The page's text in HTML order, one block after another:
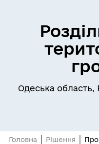
Одеська область,
Головна Рішення
Про